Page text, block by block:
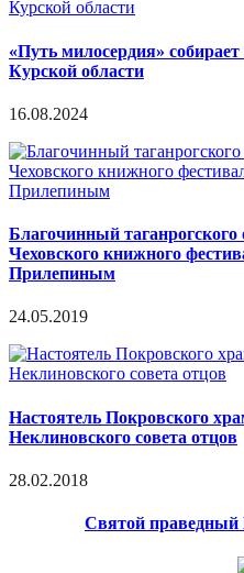
«Путь милосердия»
Курской области
16.08.2024
Благочинный таганрогского
Чеховского книжного
Прилепиным
24.05.2019
Настоятель Покровского
Неклиновского совета отцов
28.02.2018
Святой праведный